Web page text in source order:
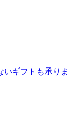
ギフトも承りま